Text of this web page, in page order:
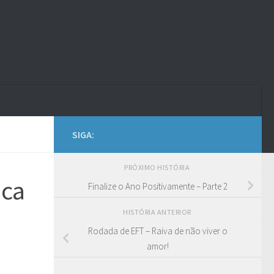
SIGA:
PRÓXIMO HISTÓRIA
Finalize o Ano Positivamente – Parte 2
HISTÓRIA ANTERIOR
Rodada de EFT – Raiva de não viver o
amor!